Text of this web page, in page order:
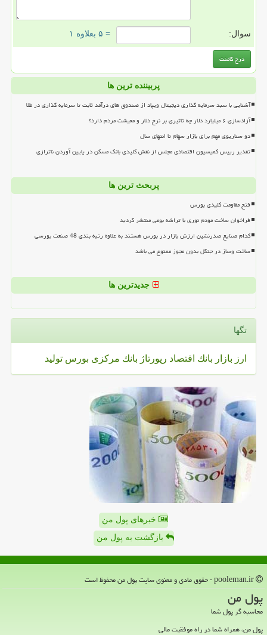
سوال: = ۵ بعلاوه ۱
پربیننده ترین ها
آشنایی با سبد سرمایه گذاری دیجیتال ویپاد از صندوق های درآمد ثابت تا سرمایه گذاری در طلا
آزادسازی ۶ میلیارد دلار چه تاثیری بر نرخ دلار و معیشت مردم دارد؟
دو سناریوی مهم برای بازار سهام تا انتهای سال
تقدیر رییس کمیسیون اقتصادی مجلس از نقش کلیدی بانک مسکن در پایین آوردن ناترازی
پربحث ترین ها
فتح مقاومت کلیدی بورس
فراخوان ساخت مودم نوری با تراشه بومی منتشر گردید
کدام صنایع صدرنشین ارزش بازار در بورس هستند به علاوه رتبه بندی 48 صنعت بورسی
ساخت وساز در جنگل بدون مجوز ممنوع می باشد
جدیدترین ها
تگها
ارز بازار بانك اقتصاد رپورتاژ بانك مركزی بورس تولید
خبرهای پول من
بازگشت به پول من
پول من
محاسبه گر پول شما
پول من، همراه شما در راه موفقیت مالی